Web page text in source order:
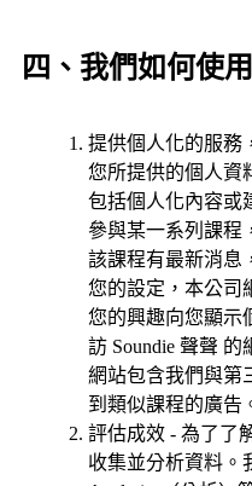
四、我們如何使
提供個人化的服務
您所提供的個人資
包括個人化內容或
參與某一系列課程
該課程有最新消息
您的設定，本公司
您的興趣向您顯示
訪 Soundie 聲聲
網站包含我們與第
到類似課程的廣告
評估成效 - 為了了
收集並分析資料。